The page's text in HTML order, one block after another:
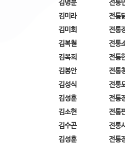
김명분
전통
김미라
전통
김미회
전통
김복철
전통
김복희
전통
김봉안
전통
김성식
전통
김성훈
전통
김소현
전통
김수곤
전통
김성훈
전통